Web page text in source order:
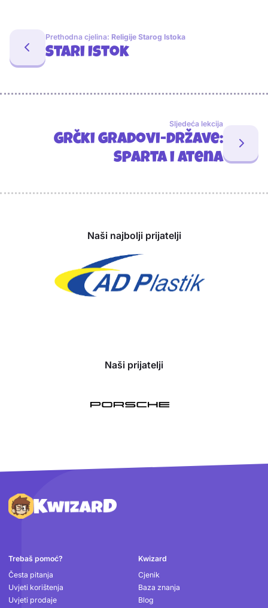
Prethodna cjelina: Religije Starog Istoka
Stari Istok
Sljedeća lekcija
Grčki gradovi-države:
Sparta i Atena
Naši najbolji prijatelji
Naši prijatelji
Podnožje
Trebaš pomoć?
Česta pitanja
Uvjeti korištenja
Uvjeti prodaje
Kwizard
Cjenik
Baza znanja
Blog